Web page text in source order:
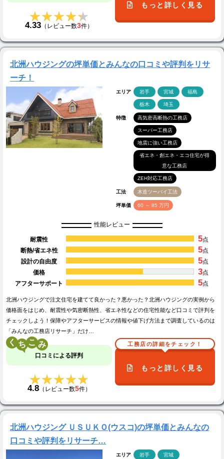
★★★★★
★★★★★
4.33 （レビュー数3件）
もっと詳しく見る
北洲ハウジングの坪単価とみんなの口コミや評判をリサ
ーチ！
エリア 岩手 宮城 福島
栃木 埼玉
特徴 高気密高断熱の工務店
スーパー工務店
地震に強い工務店
省エネ・創エネ・エコ住宅が得
意な工務店
ZEH対応工務店
工法 木造ツーバイ工法
坪単価 60 ～ 85 万円
性能レビュー
耐震性 5点
断熱/省エネ性
5点
設計の自由度
5点
価格
3点
アフターサポート
5点
北洲ハウジングで注文住宅を建てて良かった？悪かった？北洲ハウジングの実例から
価格面をはじめ、耐震性や気密断熱性、省エネ性などの住宅性能など口コミで評判を
チェックしよう！保障やアフターサービスの情報や値下げ方法まで調査しているのは
「みんなの工務店リサーチ」だけ…
く こ
口コミによる評判
★★★★★
★★★★★
4.8（レビュー数5件）
工務店の詳細をチェック！
もっと詳しく見る
北洲ハウジング ＵＳＵＫＯ(ウスコ)の坪単価とみんなの
口コミや評判をリサーチ…
エリア 岩手 宮城